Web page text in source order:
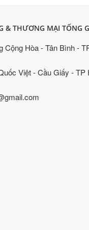
& THƯƠNG MẠI TỐNG
Hòa - Tân Bình -
Việt - Cầu Giấy - TP